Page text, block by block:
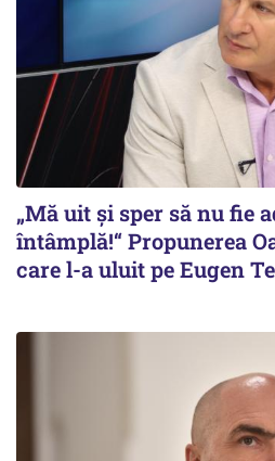
„Mă uit și sper să nu fie
întâmplă!“ Propunerea
care l-a uluit pe Eugen